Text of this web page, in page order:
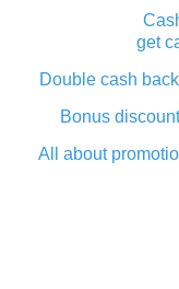
get
Double cash
Bonus
All about
What is cash
The best place